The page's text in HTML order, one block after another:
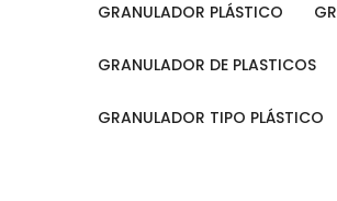
GRANULADOR PLÁSTICO
GRANULADOR DE PLASTICOS
GRANULADOR TIPO PLÁSTICO